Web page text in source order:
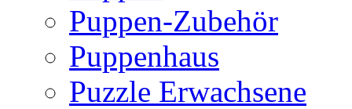
Puppen-Zubehör
Puppenhaus
Puzzle Erwachsene